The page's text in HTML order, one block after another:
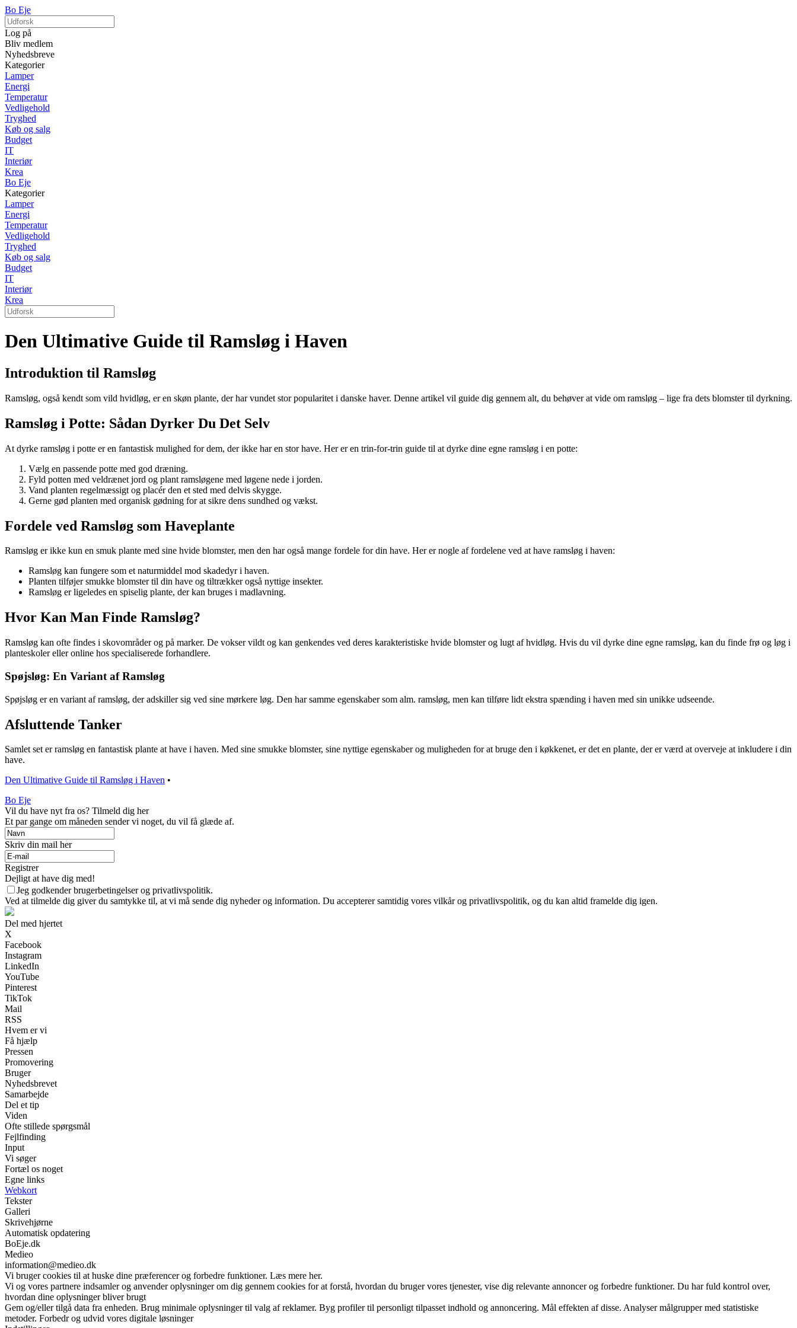
Bo Eje
Log på
Bliv medlem
Nyhedsbreve
Kategorier
Lamper
Energi
Temperatur
Vedligehold
Tryghed
Køb og salg
Budget
IT
Interiør
Krea
Bo Eje
Kategorier
Lamper
Energi
Temperatur
Vedligehold
Tryghed
Køb og salg
Budget
IT
Interiør
Krea
Den Ultimative Guide til Ramsløg i Haven
Introduktion til Ramsløg
Ramsløg, også kendt som vild hvidløg, er en skøn plante, der har vundet stor popularitet i danske haver. Denne artikel vil guide dig gennem alt, du behøver at vide om ramsløg – lige fra dets blomster til dyrkning.
Ramsløg i Potte: Sådan Dyrker Du Det Selv
At dyrke ramsløg i potte er en fantastisk mulighed for dem, der ikke har en stor have. Her er en trin-for-trin guide til at dyrke dine egne ramsløg i en potte:
Vælg en passende potte med god dræning.
Fyld potten med veldrænet jord og plant ramsløgene med løgene nede i jorden.
Vand planten regelmæssigt og placér den et sted med delvis skygge.
Gerne gød planten med organisk gødning for at sikre dens sundhed og vækst.
Fordele ved Ramsløg som Haveplante
Ramsløg er ikke kun en smuk plante med sine hvide blomster, men den har også mange fordele for din have. Her er nogle af fordelene ved at have ramsløg i haven:
Ramsløg kan fungere som et naturmiddel mod skadedyr i haven.
Planten tilføjer smukke blomster til din have og tiltrækker også nyttige insekter.
Ramsløg er ligeledes en spiselig plante, der kan bruges i madlavning.
Hvor Kan Man Finde Ramsløg?
Ramsløg kan ofte findes i skovområder og på marker. De vokser vildt og kan genkendes ved deres karakteristiske hvide blomster og lugt af hvidløg. Hvis du vil dyrke dine egne ramsløg, kan du finde frø og løg i
planteskoler eller online hos specialiserede forhandlere.
Spøjsløg: En Variant af Ramsløg
Spøjsløg er en variant af ramsløg, der adskiller sig ved sine mørkere løg. Den har samme egenskaber som alm. ramsløg, men kan tilføre lidt ekstra spænding i haven med sin unikke udseende.
Afsluttende Tanker
Samlet set er ramsløg en fantastisk plante at have i haven. Med sine smukke blomster, sine nyttige egenskaber og muligheden for at bruge den i køkkenet, er det en plante, der er værd at overveje at inkludere i din
have.
Den Ultimative Guide til Ramsløg i Haven •
Bo Eje
Vil du have nyt fra os? Tilmeld dig her
Et par gange om måneden sender vi noget, du vil få glæde af.
Skriv din mail her
Registrer
Dejligt at have dig med!
Jeg godkender brugerbetingelser og privatlivspolitik.
Ved at tilmelde dig giver du samtykke til, at vi må sende dig nyheder og information. Du accepterer samtidig vores vilkår og privatlivspolitik, og du kan altid framelde dig igen.
Del med hjertet
X
Facebook
Instagram
LinkedIn
YouTube
Pinterest
TikTok
Mail
RSS
Hvem er vi
Få hjælp
Pressen
Promovering
Bruger
Nyhedsbrevet
Samarbejde
Del et tip
Viden
Ofte stillede spørgsmål
Fejlfinding
Input
Vi søger
Fortæl os noget
Egne links
Webkort
Tekster
Galleri
Skrivehjørne
Automatisk opdatering
BoEje.dk
Medieo
information@medieo.dk
Vi bruger cookies til at huske dine præferencer og forbedre funktioner. Læs mere her.
Vi og vores partnere indsamler og anvender oplysninger om dig gennem cookies for at forstå, hvordan du bruger vores tjenester, vise dig relevante annoncer og forbedre funktioner. Du har fuld kontrol over,
hvordan dine oplysninger bliver brugt
Gem og/eller tilgå data fra enheden. Brug minimale oplysninger til valg af reklamer. Byg profiler til personligt tilpasset indhold og annoncering. Mål effekten af disse. Analyser målgrupper med statistiske
metoder. Forbedr og udvid vores digitale løsninger